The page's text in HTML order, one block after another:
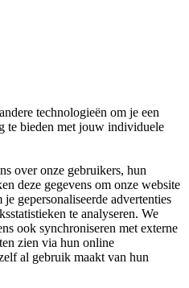
technologieën om je een
te bieden met jouw individuele
over onze gebruikers, hun
deze gegevens om onze website
gepersonaliseerde advertenties
te analyseren. We
ook synchroniseren met externe
zien via hun online
al gebruik maakt van hun